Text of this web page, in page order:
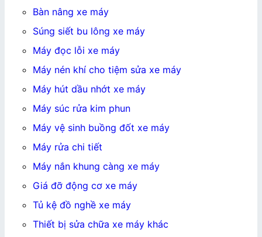
Bàn nâng xe máy
Súng siết bu lông xe máy
Máy đọc lỗi xe máy
Máy nén khí cho tiệm sửa xe máy
Máy hút dầu nhớt xe máy
Máy súc rửa kim phun
Máy vệ sinh buồng đốt xe máy
Máy rửa chi tiết
Máy nắn khung càng xe máy
Giá đỡ động cơ xe máy
Tủ kệ đồ nghề xe máy
Thiết bị sửa chữa xe máy khác